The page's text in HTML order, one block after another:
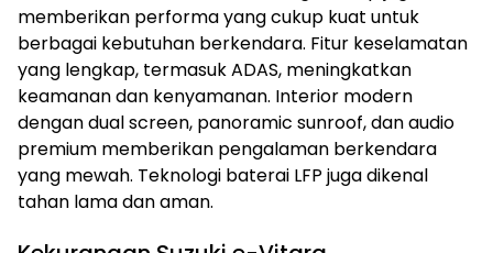
memberikan performa yang cukup kuat untuk
berbagai kebutuhan berkendara. Fitur keselamatan
yang lengkap, termasuk ADAS, meningkatkan
keamanan dan kenyamanan. Interior modern
dengan dual screen, panoramic sunroof, dan audio
premium memberikan pengalaman berkendara
yang mewah. Teknologi baterai LFP juga dikenal
tahan lama dan aman.